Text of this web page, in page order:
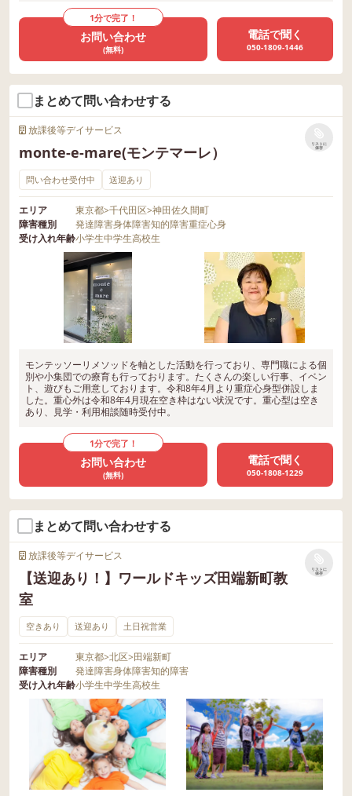
1分で完了！
お問い合わせ
(無料)
電話で聞く
050-1809-1446
まとめて問い合わせする
放課後等デイサービス
monte-e-mare(モンテマーレ）
リストに
保存
問い合わせ受付中 送迎あり
エリア 東京都>千代田区>神田佐久間町
障害種別
発達障害身体障害知的障害重症心身
受け入れ年齢小学生中学生高校生
モンテッソーリメソッドを軸とした活動を行っており、専門職による個
別や小集団での療育も行っております。たくさんの楽しい行事、イベン
ト、遊びもご用意しております。令和8年4月より重症心身型併設しま
した。重心外は令和8年4月現在空き枠はない状況です。重心型は空き
あり、見学・利用相談随時受付中。
1分で完了！
お問い合わせ
(無料)
電話で聞く
050-1808-1229
まとめて問い合わせする
放課後等デイサービス
【送迎あり！】ワールドキッズ田端新町教
室
リストに
保存
空きあり 送迎あり 土日祝営業
エリア 東京都>北区>田端新町
障害種別
発達障害身体障害知的障害
受け入れ年齢小学生中学生高校生